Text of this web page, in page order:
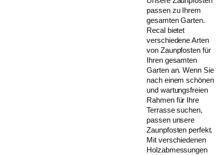
passen zu Ihrem
gesamten Garten.
Recal bietet
verschiedene Arten
von Zaunpfosten für
Ihren gesamten
Garten an. Wenn Sie
nach einem schönen
und wartungsfreien
Rahmen für Ihre
Terrasse suchen,
passen unsere
Zaunpfosten perfekt.
Mit verschiedenen
Holzabmessungen